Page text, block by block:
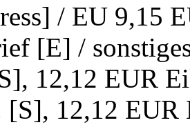
/ EU 9,15
[E] /
12,12 EUR
[S], 12,12